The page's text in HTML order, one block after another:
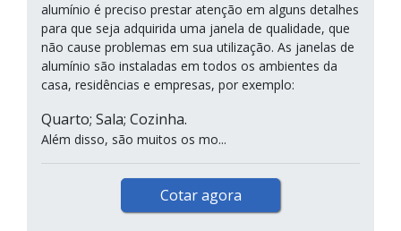
alumínio é preciso prestar atenção em alguns detalhes
para que seja adquirida uma janela de qualidade, que
não cause problemas em sua utilização. As janelas de
alumínio são instaladas em todos os ambientes da
casa, residências e empresas, por exemplo:
Quarto; Sala; Cozinha.
Além disso, são muitos os mo...
Cotar agora